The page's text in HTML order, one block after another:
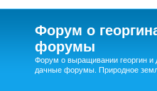
Форум о
форумы
Форум о выращивании георгин и
дачные форумы. Природное